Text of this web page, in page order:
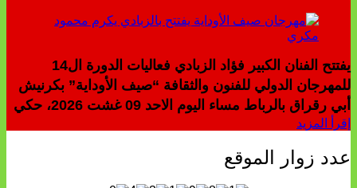
يفتتح الفنان الكبير فؤاد الزبادي فعاليات الدورة ال14
للمهرجان الدولي للفنون والثقافة “صيف الأوداية” بكرنيش
أبي رقراق بالرباط مساء اليوم الاحد 09 غشت 2026، حكي
إقرأ المزيد
عدد زوار الموقع